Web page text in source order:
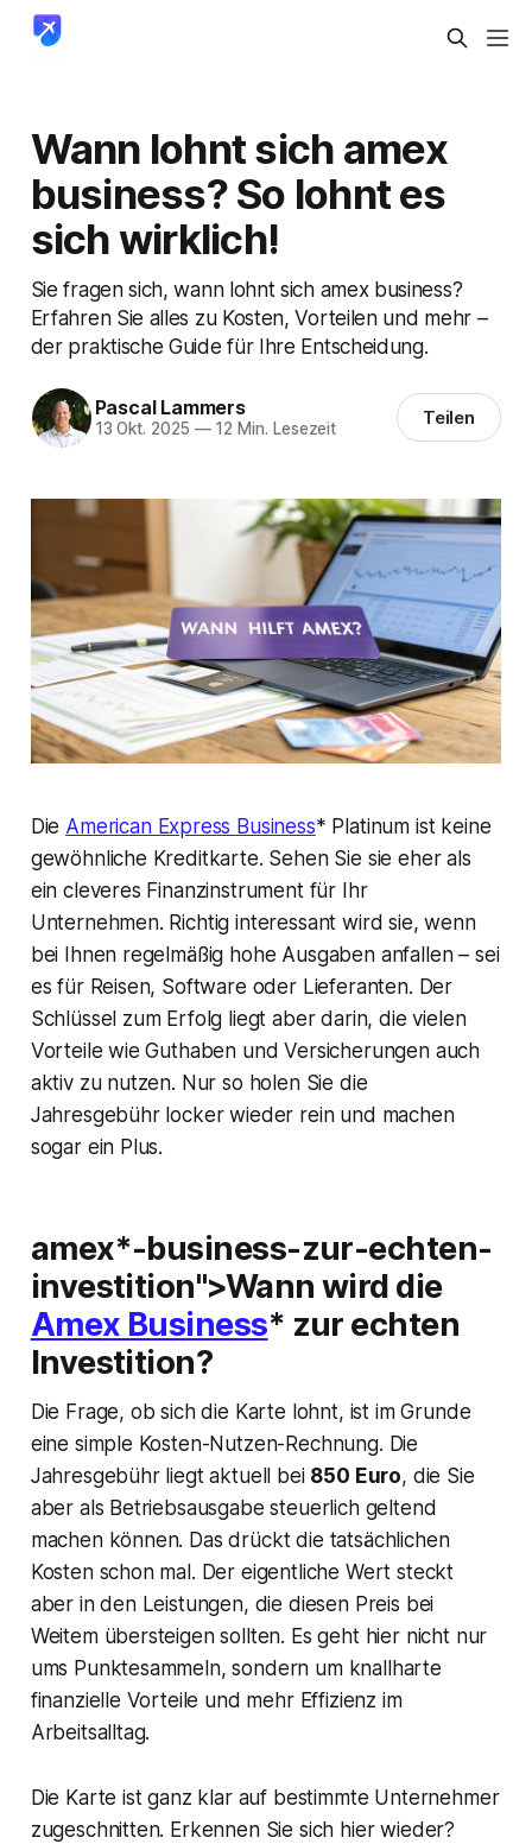
Wann lohnt sich amex
business? So lohnt es
sich wirklich!
Sie fragen sich, wann lohnt sich amex business?
Erfahren Sie alles zu Kosten, Vorteilen und mehr –
der praktische Guide für Ihre Entscheidung.
Pascal Lammers
13 Okt. 2025 —12 Min. Lesezeit Teilen
Die American Express Business* Platinum ist keine
gewöhnliche Kreditkarte. Sehen Sie sie eher als
ein cleveres Finanzinstrument für Ihr
Unternehmen. Richtig interessant wird sie, wenn
bei Ihnen regelmäßig hohe Ausgaben anfallen – sei
es für Reisen, Software oder Lieferanten. Der
Schlüssel zum Erfolg liegt aber darin, die vielen
Vorteile wie Guthaben und Versicherungen auch
aktiv zu nutzen. Nur so holen Sie die
Jahresgebühr locker wieder rein und machen
sogar ein Plus.
amex*-business-zur-echten-
investition">Wann wird die
Amex Business* zur echten
Investition?
Die Frage, ob sich die Karte lohnt, ist im Grunde
eine simple Kosten-Nutzen-Rechnung. Die
Jahresgebühr liegt aktuell bei 850 Euro, die Sie
aber als Betriebsausgabe steuerlich geltend
machen können. Das drückt die tatsächlichen
Kosten schon mal. Der eigentliche Wert steckt
aber in den Leistungen, die diesen Preis bei
Weitem übersteigen sollten. Es geht hier nicht nur
ums Punktesammeln, sondern um knallharte
finanzielle Vorteile und mehr Effizienz im
Arbeitsalltag.
Die Karte ist ganz klar auf bestimmte Unternehmer
zugeschnitten. Erkennen Sie sich hier wieder?